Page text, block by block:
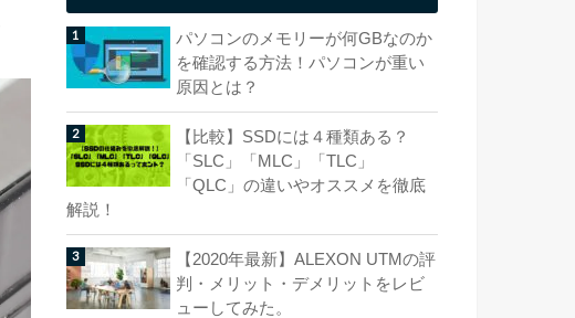
パソコンのメモリーが何GBなのか
を確認する方法！パソコンが重い
原因とは？
【比較】SSDには４種類ある？
「SLC」「MLC」「TLC」
「QLC」の違いやオススメを徹底
解説！
【2020年最新】ALEXON UTMの評
判・メリット・デメリットをレビ
ューしてみた。